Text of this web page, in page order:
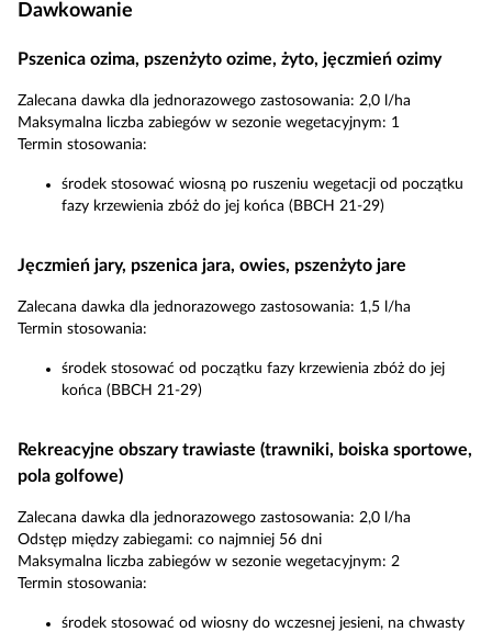
Dawkowanie
Pszenica ozima, pszenżyto ozime, żyto, jęczmień ozimy
Zalecana dawka dla jednorazowego zastosowania: 2,0 l/ha
Maksymalna liczba zabiegów w sezonie wegetacyjnym: 1
Termin stosowania:
środek stosować wiosną po ruszeniu wegetacji od początku
fazy krzewienia zbóż do jej końca (BBCH 21-29)
Jęczmień jary, pszenica jara, owies, pszenżyto jare
Zalecana dawka dla jednorazowego zastosowania: 1,5 l/ha
Termin stosowania:
środek stosować od początku fazy krzewienia zbóż do jej
końca (BBCH 21-29)
Rekreacyjne obszary trawiaste (trawniki, boiska sportowe,
pola golfowe)
Zalecana dawka dla jednorazowego zastosowania: 2,0 l/ha
Odstęp między zabiegami: co najmniej 56 dni
Maksymalna liczba zabiegów w sezonie wegetacyjnym: 2
Termin stosowania:
środek stosować od wiosny do wczesnej jesieni, na chwasty